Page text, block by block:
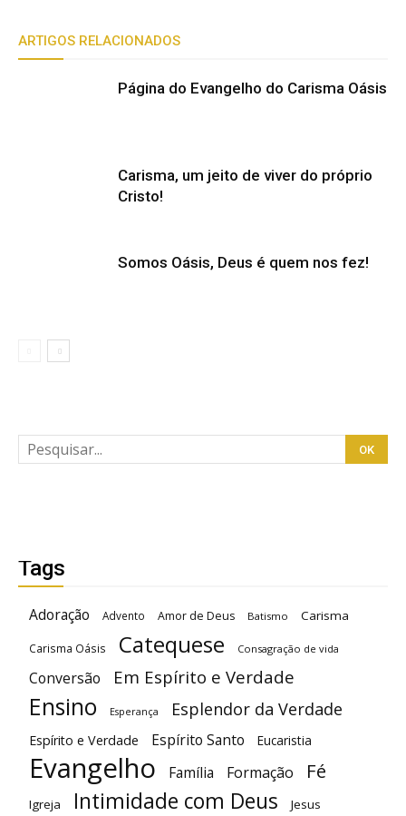
ARTIGOS RELACIONADOS
Página do Evangelho do Carisma Oásis
Carisma, um jeito de viver do próprio
Cristo!
Somos Oásis, Deus é quem nos fez!
Tags
Adoração Advento Amor de Deus Batismo Carisma
Carisma Oásis Catequese Consagração de vida
Conversão Em Espírito e Verdade
Ensino Esperança Esplendor da Verdade
Espírito e Verdade Espírito Santo Eucaristia
Evangelho Família Formação Fé
Igreja Intimidade com Deus Jesus